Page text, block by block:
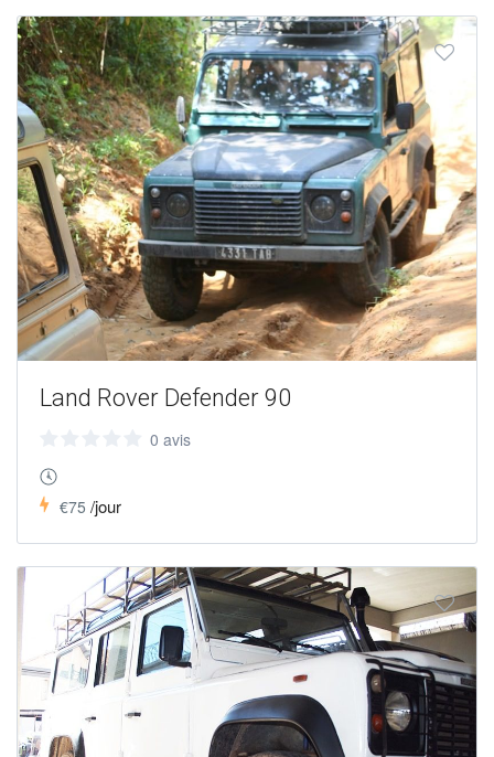
Land Rover Defender 90
0 avis
€75 /jour